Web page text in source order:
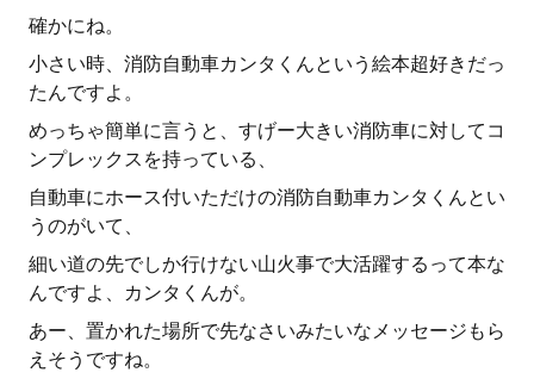
確かにね。
小さい時、消防自動車カンタくんという絵本超好きだっ
たんですよ。
めっちゃ簡単に言うと、すげー大きい消防車に対してコ
ンプレックスを持っている、
自動車にホース付いただけの消防自動車カンタくんとい
うのがいて、
細い道の先でしか行けない山火事で大活躍するって本な
んですよ、カンタくんが。
あー、置かれた場所で先なさいみたいなメッセージもら
えそうですね。